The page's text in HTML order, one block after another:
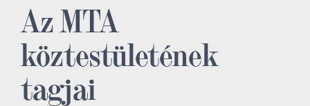
Az MTA
köztestületének
tagjai